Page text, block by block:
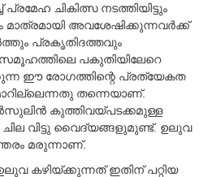
പ്രമേഹ ചികിത്സ നടത്തിയിട്ടും
അവശേഷിക്കുന്നവര്‍ക്ക്
പ്രകൃതിദത്തവും
പകുതിയിലേറെ
ഈ രോഗത്തിന്റെ പ്രത്യേകത
തന്നെയാണ്.
കുത്തിവയ്പടക്കമുള്ള
ചില വിട്ടു വൈദ്യങ്ങളുമുണ്ട്. ഉലുവ
മരുന്നാണ്.
കഴിയ്ക്കുന്നത് ഇതിന് പറ്റിയ